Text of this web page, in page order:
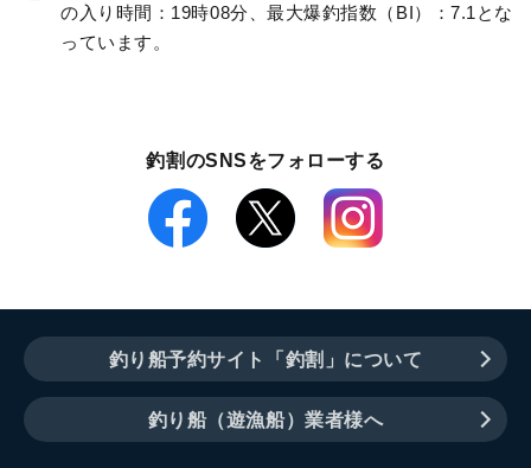
の入り時間：19時08分、最大爆釣指数（BI）：7.1とな
っています。
釣割のSNSをフォローする
釣り船予約サイト「釣割」について
釣り船（遊漁船）業者様へ